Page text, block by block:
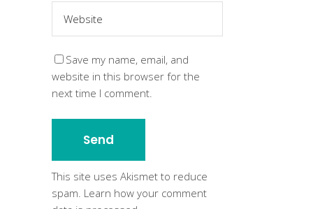
Save my name, email, and
website in this browser for the
next time I comment.
This site uses Akismet to reduce
spam. Learn how your comment